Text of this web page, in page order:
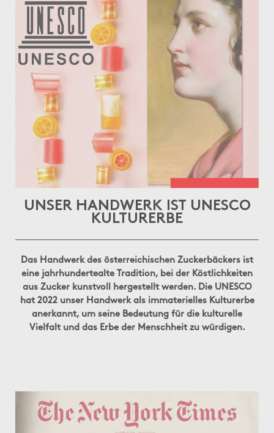
UNSER HANDWERK IST UNESCO
KULTURERBE
Das Handwerk des österreichischen Zuckerbäckers ist
eine jahrhundertealte Tradition, bei der Köstlichkeiten
aus Zucker kunstvoll hergestellt werden. Die UNESCO
hat 2022 unser Handwerk als immaterielles Kulturerbe
anerkannt, um seine Bedeutung für die kulturelle
Vielfalt und das Erbe der Menschheit zu würdigen.